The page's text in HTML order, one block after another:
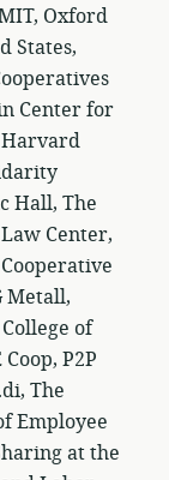
Oxford
States,
Center for
Hall, The
Center,
Metall,
of
P2P
The
Employee
at the